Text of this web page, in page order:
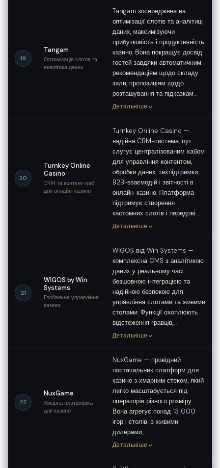
19
Tangam
Оптимізація слотів та
аналітика даних
Tangam зосереджена на
оптимізації слотів та аналітиці
даних, максимізуючи
прибутковість і продуктивність
казино. Вона покращує досвід
гостей завдяки автоматичним
рекомендаціям щодо складу
зали, пропозиціям щодо
розташування та підказкам…
Детальніше
20
Turnkey Online
Casino
CRM та контент-хаб
для онлайн-казино
Turnkey Online Casino —
надійна CRM-система, що
слугує централізованим хабом
для управління контентом,
обробки даних, техпідтримки,
B2B-взаємодій і звітності в
онлайн-казино. Платформа
підтримує створення
кастомних слотів і передові…
Детальніше
21
WIGOS by Win
Systems
Глобальне управління
казино
WIGOS від Win Systems —
комплексна CMS з аналітикою
даних у реальному часі,
безшовною інтеграцією та
надійною безпекою для
управління слотами та живими
столами. Функції охоплюють
відстеження гравців,…
Детальніше
22
NuxGame
Хмарна платформа
для казино
NuxGame — провідний
постачальник платформ для
казино з хмарним стеком, який
легко масштабується під
операторів різного розміру.
Вона агрегує понад 13 000
ігор і столів із живими
дилерами,…
Детальніше